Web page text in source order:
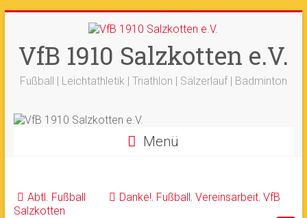
springen
VfB 1910 Salzkotten e.V.
Fußball | Leichtathletik | Triathlon | Sälzerlauf | Badminton
Menü
Abtl. Fußball Danke!, Fußball, Vereinsarbeit, VfB
Salzkotten
+++ 21-03. -33. Sälzerlauf+++
Ergebnisse +++ Beitrag vom saelzer.tv
ist online
+++ Fotos sind online+++
+++ 18.-19.04. -Werfertage +++
Ok!